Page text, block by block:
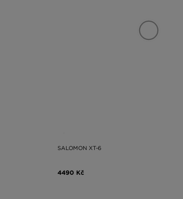
SALOMON XT-6
4490 Kč